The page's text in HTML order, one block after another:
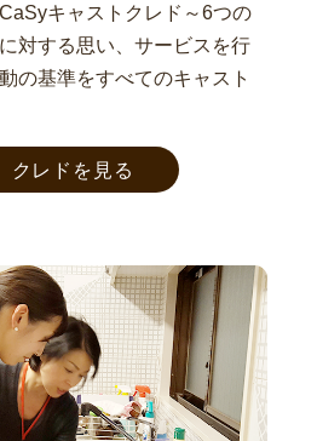
キャストクレド～6つの
対する思い、サービスを行
の基準をすべてのキャスト
クレドを見る